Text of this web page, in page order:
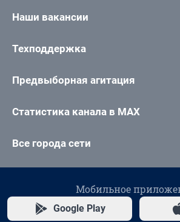
Наши вакансии
Техподдержка
Предвыборная агитация
Статистика канала в MAX
Все города сети
Мобильное
Google Play